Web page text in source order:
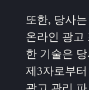
또한, 당사
온라인 광고
한 기술은
제3자로부